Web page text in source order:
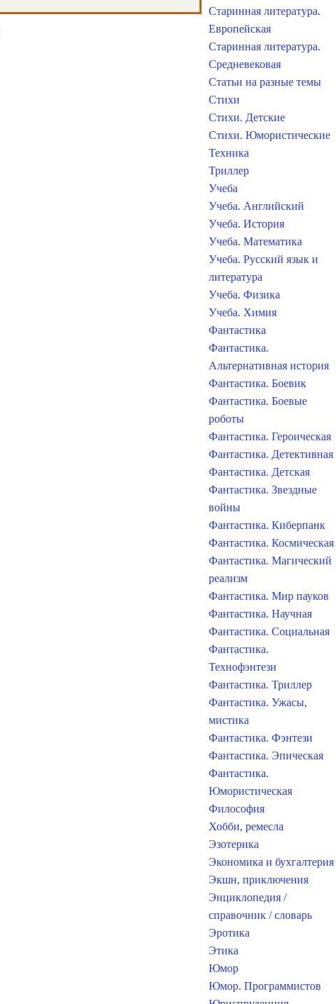
Старинная литература.
Европейская
Старинная литература.
Средневековая
Статьи на разные темы
Стихи
Стихи. Детские
Стихи. Юмористические
Техника
Триллер
Учеба
Учеба. Английский
Учеба. История
Учеба. Математика
Учеба. Русский язык и
литература
Учеба. Физика
Учеба. Химия
Фантастика
Фантастика.
Альтернативная история
Фантастика. Боевик
Фантастика. Боевые
роботы
Фантастика. Героическая
Фантастика. Детективная
Фантастика. Детская
Фантастика. Звездные
войны
Фантастика. Киберпанк
Фантастика. Космическая
Фантастика. Магический
реализм
Фантастика. Мир пауков
Фантастика. Научная
Фантастика. Социальная
Фантастика.
Технофэнтези
Фантастика. Триллер
Фантастика. Ужасы,
мистика
Фантастика. Фэнтези
Фантастика. Эпическая
Фантастика.
Юмористическая
Философия
Хобби, ремесла
Эзотерика
Экономика и бухгалтерия
Экшн, приключения
Энциклопедия /
справочник / словарь
Эротика
Этика
Юмор
Юмор. Программистов